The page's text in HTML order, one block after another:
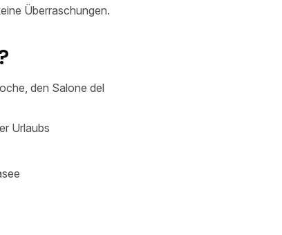
Überraschungen.
den Salone del
Urlaubs